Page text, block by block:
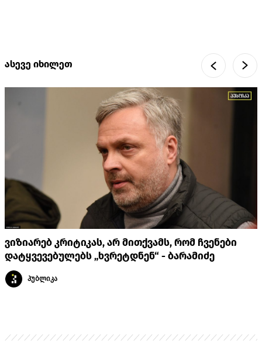
ასევე იხილეთ
ვიზიარებ კრიტიკას, არ მითქვამს, რომ ჩვენები
დატყვევებულებს „ხვრეტდნენ“ - ბარამიძე
პუბლიკა